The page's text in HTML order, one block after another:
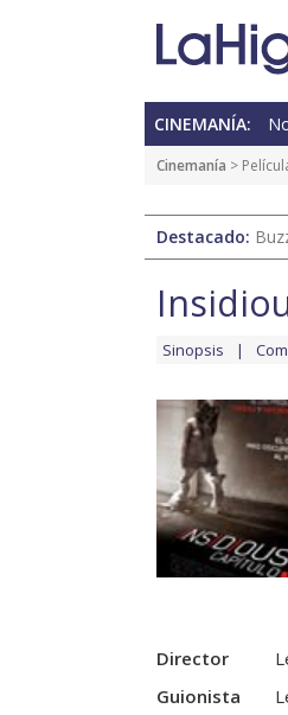
CINEMANÍA:
Cinemanía >
Destacado:
Sinopsis
Director
Guionista